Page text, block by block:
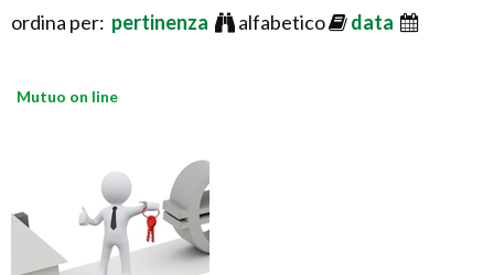
ordina per: pertinenza alfabetico data
Mutuo on line